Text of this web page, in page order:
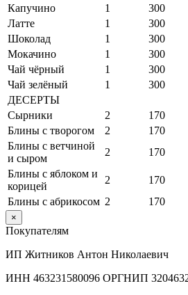
Капучино
1 300
Латте
1 300
Шоколад
1 300
Мокачино
1 300
Чай чёрный
1 300
Чай зелёный
1 300
ДЕСЕРТЫ
Сырники
2 170
Блины с творогом
2 170
Блины с ветчиной
и сыром
2 170
Блины с яблоком и
корицей
2 170
Блины с абрикосом 2 170
×
Покупателям
ИП Житников Антон Николаевич
ИНН 463231580096 ОРГНИП